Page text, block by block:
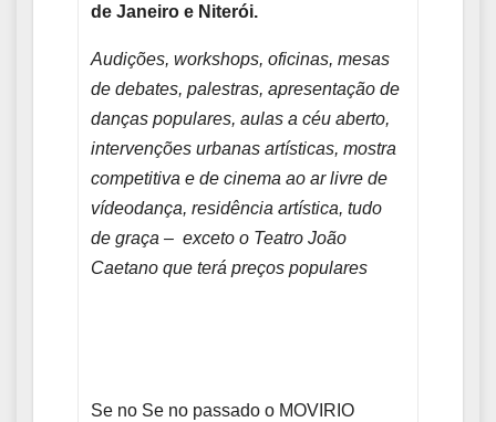
de Janeiro e Niterói.
Audições, workshops, oficinas, mesas
de debates, palestras, apresentação de
danças populares, aulas a céu aberto,
intervenções urbanas artísticas, mostra
competitiva e de cinema ao ar livre de
vídeodança, residência artística, tudo
de graça – exceto o Teatro João
Caetano que terá preços populares
Se no Se no passado o MOVIRIO